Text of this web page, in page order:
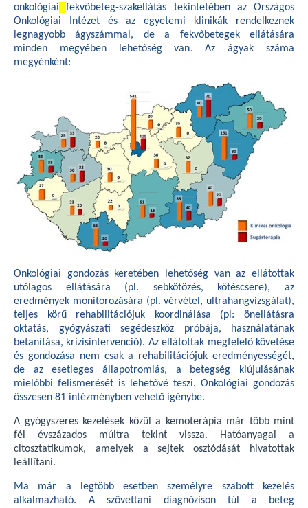
onkológiai
fekvőbeteg-szakellátás tekintetében az Országos
Onkológiai Intézet és az egyetemi klinikák rendelkeznek
legnagyobb ágyszámmal, de a fekvőbetegek ellátására
minden megyében lehetőség van. Az ágyak száma
megyénként:
Onkológiai gondozás keretében lehetőség van az ellátottak
utólagos ellátására (pl. sebkötözés, kötéscsere), az
eredmények monitorozására (pl. vérvétel, ultrahangvizsgálat),
teljes körű rehabilitációjuk koordinálása (pl: önellátásra
oktatás, gyógyászati segédeszköz próbája, használatának
betanítása, krízisintervenció). Az ellátottak megfelelő követése
és gondozása nem csak a rehabilitációjuk eredményességét,
de az esetleges állapotromlás, a betegség kiújulásának
mielőbbi felismerését is lehetővé teszi. Onkológiai gondozás
összesen 81 intézményben vehető igénybe.
A gyógyszeres kezelések közül a kemoterápia már több mint
fél évszázados múltra tekint vissza. Hatóanyagai a
citosztatikumok, amelyek a sejtek osztódását hivatottak
leállítani.
Ma már a legtöbb esetben személyre szabott kezelés
alkalmazható. A szövettani diagnózison túl a beteg